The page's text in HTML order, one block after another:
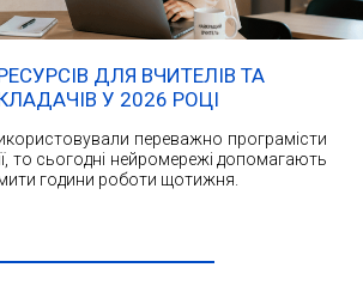
ДЛЯ ВЧИТЕЛІВ ТА
У 2026 РОЦІ
переважно програмісти
то сьогодні нейромережі допомагають
години роботи щотижня.